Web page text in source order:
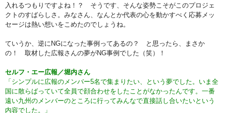
入れるつもりですよね！？ そうです、そんな姿勢こそがこのプロジェ
クトのすばらしさ。みなさん、なんとか代表の心を動かすべく応募メッ
セージは熱い想いをこめたのでしょうね。
ていうか、逆にNGになった事例ってあるの？ と思ったら、まさか
の！ 取材した広報さんの夢がNG事例でした（笑）！
セルフ・エー広報／堀内さん
「シンプルに広報のメンバー5名で集まりたい、という夢でした。いま全
国に散らばっていて全員で顔合わせをしたことがなかったんです。一番
遠い九州のメンバーのところに行ってみんなで直接話し合いたいという
内容でした。」